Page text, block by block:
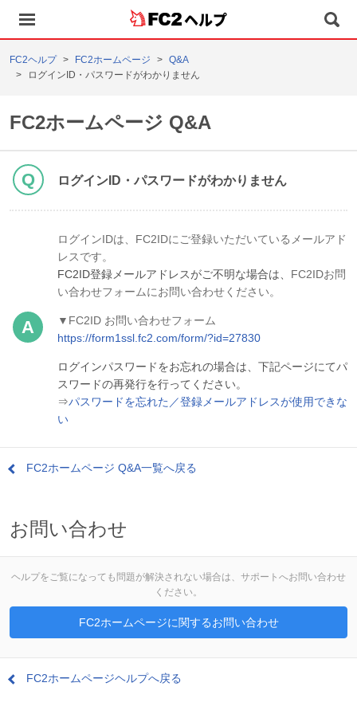
ヘルプ
FC2ヘルプ FC2ホームページ
Q&A
ログインID・パスワードがわかりません
FC2ホームページ Q&A
ログインID・パスワードがわかりません
ログインIDは、FC2IDにご登録いただいているメールアド
レスです。
FC2ID登録メールアドレスがご不明な場合は、 FC2IDお問
い合わせフォームにお問い合わせください。
▼FC2ID お問い合わせフォーム
https://form1ssl.fc2.com/form/?id=27830
ログインパスワードをお忘れの場合は、下記ページにてパ
スワードの再発行を行ってください。
⇒パスワードを忘れた／登録メールアドレスが使用できな
い
FC2ホームページ Q&A一覧へ戻る
お問い合わせ
ヘルプをご覧になっても問題が解決されない場合は、サポートへお問い合わせ
ください。
FC2ホームページに関するお問い合わせ
FC2ホームページヘルプへ戻る